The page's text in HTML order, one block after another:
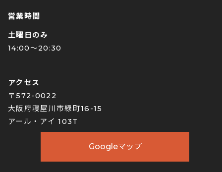
営業時間
土曜日のみ
14:00〜20:30
アクセス
〒572-0022
大阪府寝屋川市緑町16-15
アール・アイ 103T
Googleマップ